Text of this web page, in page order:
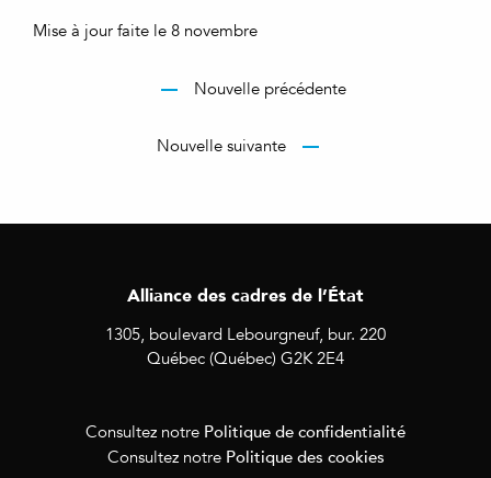
Mise à jour faite le 8 novembre
Nouvelle précédente
Nouvelle suivante
Alliance des cadres de l’État
1305, boulevard Lebourgneuf, bur. 220
Québec (Québec) G2K 2E4
Consultez notre Politique de confidentialité
Consultez notre Politique des cookies